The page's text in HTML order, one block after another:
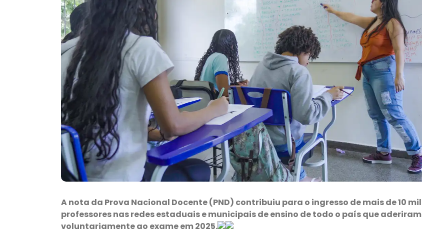
A nota da Prova Nacional Docente (PND) contribuiu para o ingresso de mais de 10 mil
professores nas redes estaduais e municipais de ensino de todo o país que aderiram
voluntariamente ao exame em 2025.